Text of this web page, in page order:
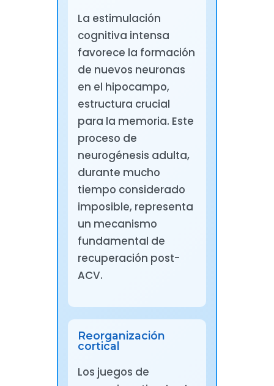
La estimulación
cognitiva intensa
favorece la formación
de nuevos neuronas
en el hipocampo,
estructura crucial
para la memoria. Este
proceso de
neurogénesis adulta,
durante mucho
tiempo considerado
imposible, representa
un mecanismo
fundamental de
recuperación post-
ACV.
Reorganización
cortical
Los juegos de